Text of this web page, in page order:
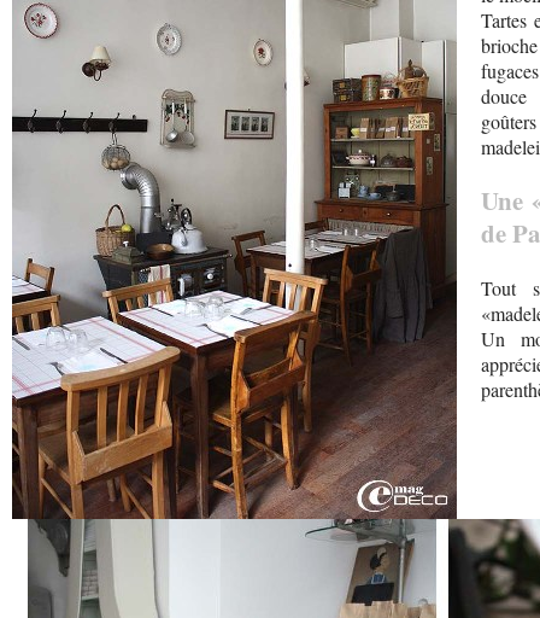
Tartes
douce
Une
de
Tout
Un